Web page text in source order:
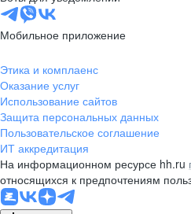
Мобильное приложение
Этика и комплаенс
Оказание услуг
Использование сайтов
Защита персональных данных
Пользовательское соглашение
ИТ аккредитация
На информационном ресурсе hh.ru
относящихся к предпочтениям